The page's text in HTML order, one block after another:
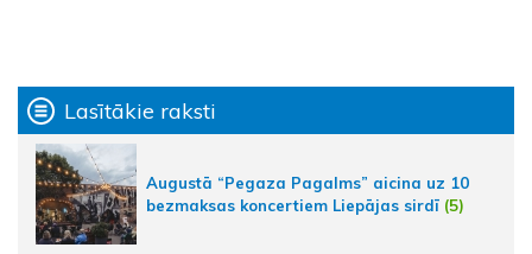
Lasītākie raksti
Augustā “Pegaza Pagalms” aicina uz 10
bezmaksas koncertiem Liepājas sirdī (5)